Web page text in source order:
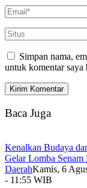
Simpan nama,
untuk komentar saya
Baca Juga
Kenalkan Budaya
Gelar Lomba Senam
DaerahKamis, 6
- 11:55 WIB